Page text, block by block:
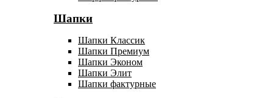
Шапки
Шапки Классик
Шапки Премиум
Шапки Эконом
Шапки Элит
Шапки фактурные